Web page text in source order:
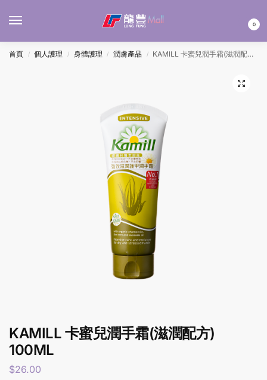
0
首頁 / 個人護理 / 身體護理 / 潤膚產品 / KAMILL 卡蜜兒潤手霜(滋潤配方) 100ML
KAMILL 卡蜜兒潤手霜(滋潤配方)
100ML
$26.00